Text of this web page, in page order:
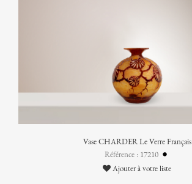
Vase CHARDER Le Verre Français
Référence : 17210
Ajouter à votre liste